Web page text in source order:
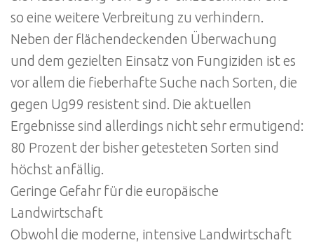
so eine weitere Verbreitung zu verhindern.
Neben der flächendeckenden Überwachung
und dem gezielten Einsatz von Fungiziden ist es
vor allem die fieberhafte Suche nach Sorten, die
gegen Ug99 resistent sind. Die aktuellen
Ergebnisse sind allerdings nicht sehr ermutigend:
80 Prozent der bisher getesteten Sorten sind
höchst anfällig.
Geringe Gefahr für die europäische
Landwirtschaft
Obwohl die moderne, intensive Landwirtschaft